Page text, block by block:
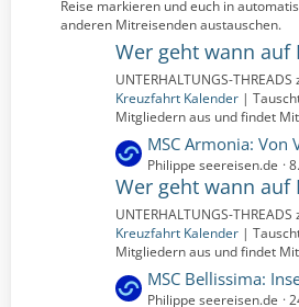
t
r
ä
g
e
Reise markieren und euch in
anderen Mitreisenden austauschen.
Wer geht wann auf
UNTERHALTUNGS-THREADS
Kreuzfahrt Kalender |
Mitgliedern aus und findet
L
e
t
z
t
e
B
e
MSC Armonia: Von Venedig nach Durban: Eine Reise durch Geschichte und Paradiesorte | 29
Philippe seereisen.de
Wer geht wann auf
UNTERHALTUNGS-THREADS
Kreuzfahrt Kalender |
Mitgliedern aus und findet
L
e
MSC Bellissima: Inselabenteuer im Ostchinesischen Meer | 6 Nächte |
Philippe seereisen.de